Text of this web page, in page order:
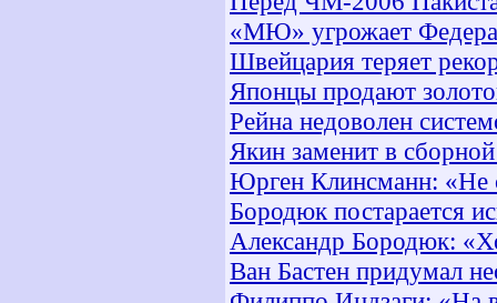
«МЮ» угрожает
Швейцария теряет
Японцы продают
Рейна недоволен
Якин заменит в
Юрген Клинсманн: «Не
Бородюк постарается
Александр Бородюк:
Ван Бастен придумал